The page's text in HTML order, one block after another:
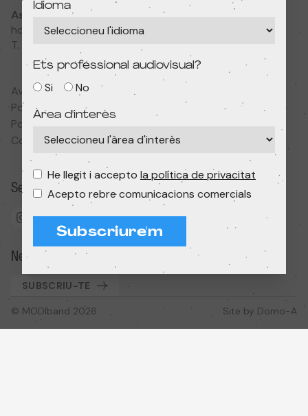
Associació Cultural MODIband
hola@primerfestivaldecine.com
T. 933 023 553
Avís legal
Política de privadesa
Política de cookies
Condicions de contractació
Segueix-nos
Newsletter
SUBSCRIU-TE
© MODIband 2026 Site by Domo-A
Idioma
Ets professional audiovisual?
Si No
Àrea d'interès
He llegit i accepto la política de privacitat
Acepto rebre comunicacions comercials
Subscriure'm